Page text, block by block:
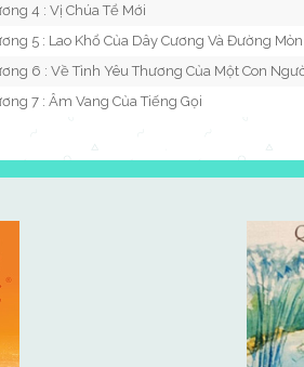
4 : Vị Chúa Tể Mới
5 : Lao Khổ Của Dây Cương Và Đường Mòn
6 : Về Tình Yêu Thương Của Một Con
7 : Âm Vang Của Tiếng Gọi